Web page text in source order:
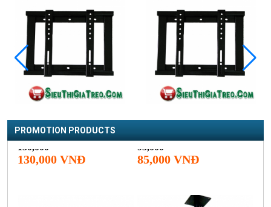
PROMOTION PRODUCTS